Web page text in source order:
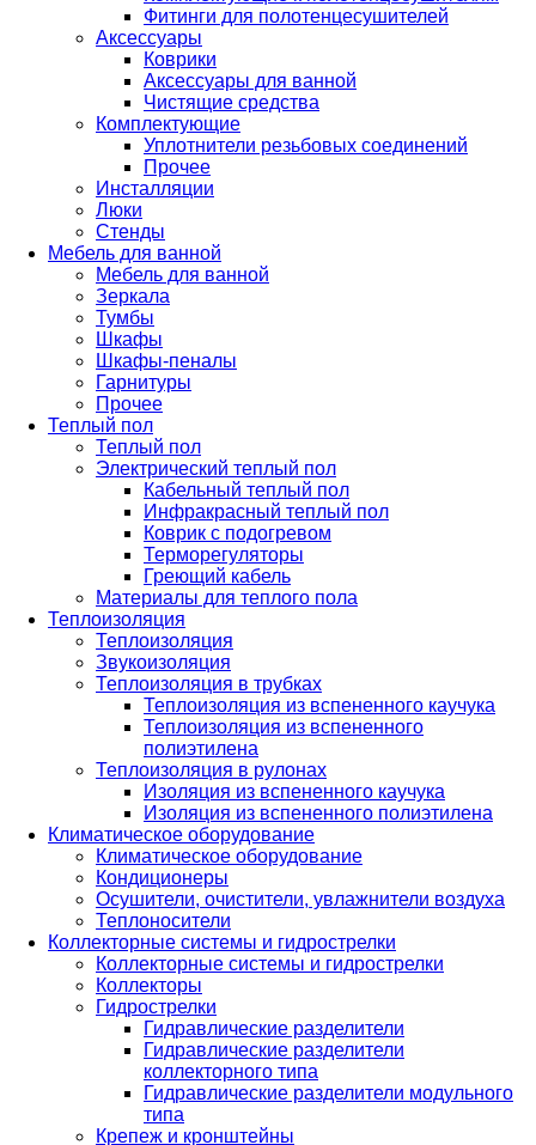
Фитинги для полотенцесушителей
Аксессуары
Коврики
Аксессуары для ванной
Чистящие средства
Комплектующие
Уплотнители резьбовых соединений
Прочее
Инсталляции
Люки
Стенды
Мебель для ванной
Мебель для ванной
Зеркала
Тумбы
Шкафы
Шкафы-пеналы
Гарнитуры
Прочее
Теплый пол
Теплый пол
Электрический теплый пол
Кабельный теплый пол
Инфракрасный теплый пол
Коврик с подогревом
Терморегуляторы
Греющий кабель
Материалы для теплого пола
Теплоизоляция
Теплоизоляция
Звукоизоляция
Теплоизоляция в трубках
Теплоизоляция из вспененного каучука
Теплоизоляция из вспененного
полиэтилена
Теплоизоляция в рулонах
Изоляция из вспененного каучука
Изоляция из вспененного полиэтилена
Климатическое оборудование
Климатическое оборудование
Кондиционеры
Осушители, очистители, увлажнители воздуха
Теплоносители
Коллекторные системы и гидрострелки
Коллекторные системы и гидрострелки
Коллекторы
Гидрострелки
Гидравлические разделители
Гидравлические разделители
коллекторного типа
Гидравлические разделители модульного
типа
Крепеж и кронштейны